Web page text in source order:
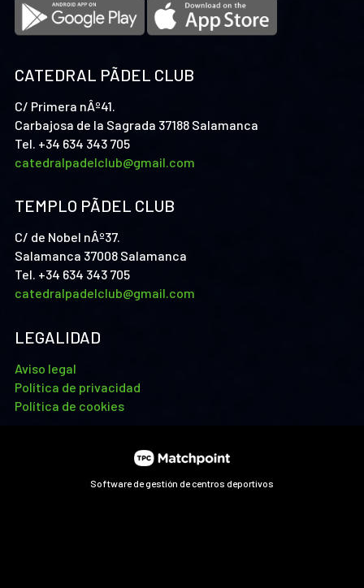
CATEDRAL PÃDEL CLUB
C/ Primera nÂº41.
Carbajosa de la Sagrada 37188 Salamanca
Tel. +34 634 343 705
catedralpadelclub@gmail.com
TEMPLO PÃDEL CLUB
C/ de Nobel nÂº37.
Salamanca 37008 Salamanca
Tel. +34 634 343 705
catedralpadelclub@gmail.com
LEGALIDAD
Aviso legal
Política de privacidad
Política de cookies
Software de gestión de centros deportivos